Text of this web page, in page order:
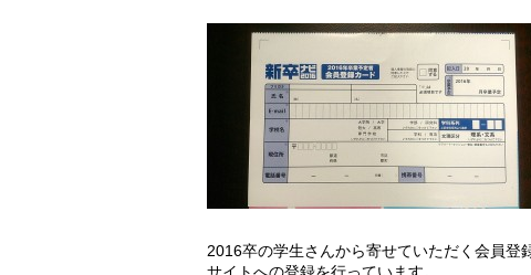
2016卒の学生さんから寄せていただく会員登